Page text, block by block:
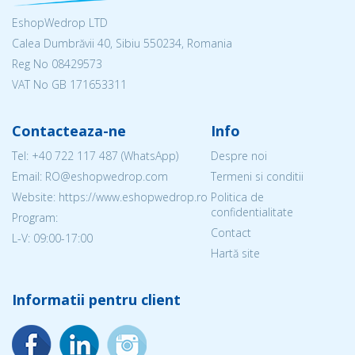
EshopWedrop LTD
Calea Dumbrăvii 40, Sibiu 550234, Romania
Reg No 08429573
VAT No GB 171653311
Contacteaza-ne
Tel: +40 722 117 487 (WhatsApp)
Email: RO@eshopwedrop.com
Website: https://www.eshopwedrop.ro
Program:
L-V: 09:00-17:00
Info
Despre noi
Termeni si conditii
Politica de
confidentialitate
Contact
Hartă site
Informatii pentru client